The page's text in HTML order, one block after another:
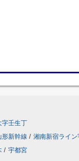
字壬生丁
形新幹線 / 湘南新宿ライン
/ 宇都宮